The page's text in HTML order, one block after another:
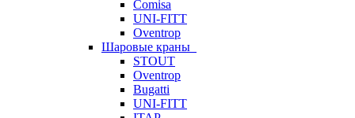
Comisa
UNI-FITT
Oventrop
Шаровые краны
STOUT
Oventrop
Bugatti
UNI-FITT